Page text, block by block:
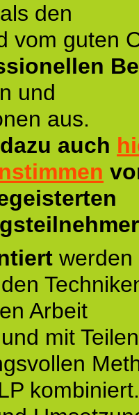
den
vom guten
und
aus.
auch
werden
Arbeit
mit